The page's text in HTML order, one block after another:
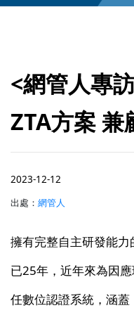
<網管人專
ZTA方案 兼
2023-12-12
出處： 網管人
擁有完整自主研發能
已25年，近年來為因
任數位認證系統，涵蓋